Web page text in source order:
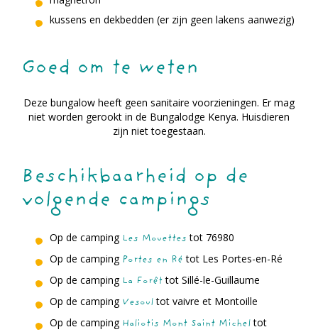
kussens en dekbedden (er zijn geen lakens aanwezig)
Goed om te weten
Deze bungalow heeft geen sanitaire voorzieningen. Er mag
niet worden gerookt in de Bungalodge Kenya. Huisdieren
zijn niet toegestaan.
Beschikbaarheid op de
volgende campings
Op de camping Les Mouettes tot 76980
Op de camping Portes en Ré tot Les Portes-en-Ré
Op de camping La Forêttot Sillé-le-Guillaume
Op de camping Vesoultot vaivre et Montoille
Op de camping Haliotis Mont Saint Micheltot